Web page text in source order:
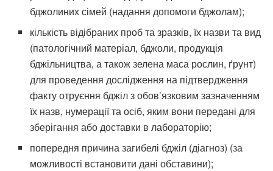
бджолиних сімей (надання допомоги бджолам);
кількість відібраних проб та зразків, їх назви та вид
(патологічний матеріал, бджоли, продукція
бджільництва, а також зелена маса рослин, ґрунт)
для проведення дослідження на підтвердження
факту отруєння бджіл з обов’язковим зазначенням
їх назв, нумерації та осіб, яким вони передані для
зберігання або доставки в лабораторію;
попередня причина загибелі бджіл (діагноз) (за
можливості встановити дані обставини);